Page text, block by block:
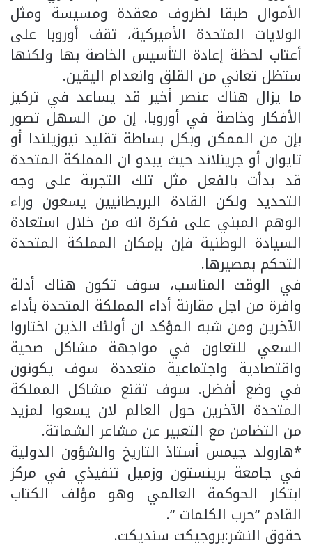
الأموال طبقا لظروف معقدة ومسيسة ومثل
الولايات المتحدة الأميركية، تقف أوروبا على
أعتاب لحظة إعادة التأسيس الخاصة بها ولكنها
ستظل تعاني من القلق وانعدام اليقين.
ما يزال هناك عنصر أخير قد يساعد في تركيز
الأفكار وخاصة في أوروبا. إن من السهل تصور
بإن من الممكن وبكل بساطة تقليد نيوزيلندا أو
تايوان أو جرينلاند حيث يبدو ان المملكة المتحدة
قد بدأت بالفعل مثل تلك التجربة على وجه
التحديد ولكن القادة البريطانيين يسعون وراء
الوهم المبني على فكرة انه من خلال استعادة
السيادة الوطنية فإن بإمكان المملكة المتحدة
التحكم بمصيرها.
في الوقت المناسب، سوف تكون هناك أدلة
وافرة من اجل مقارنة أداء المملكة المتحدة بأداء
الآخرين ومن شبه المؤكد ان أولئك الذين اختاروا
السعي للتعاون في مواجهة مشاكل صحية
واقتصادية واجتماعية متعددة سوف يكونون
في وضع أفضل. سوف تقنع مشاكل المملكة
المتحدة الآخرين حول العالم لان يسعوا لمزيد
من التضامن مع التعبير عن مشاعر الشماتة.
*هارولد جيمس أستاذ التاريخ والشؤون الدولية
في جامعة برينستون وزميل تنفيذي في مركز
ابتكار الحوكمة العالمي وهو مؤلف الكتاب
القادم “حرب الكلمات “.
حقوق النشر:بروجيكت سنديكت.